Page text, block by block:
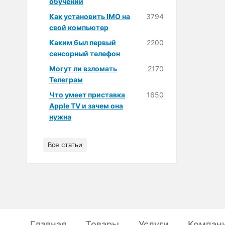
Как установить IMO на
свой компьютер
3794
Каким был первый
сенсорный телефон
2200
Могут ли взломать
Телеграм
2170
Что умеет приставка
Apple TV и зачем она
нужна
1650
Все статьи